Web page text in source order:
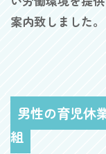
案内致しました。
男性の育児休
組